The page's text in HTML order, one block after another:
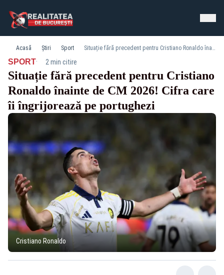
Acasă Știri Sport Situație fără precedent pentru Cristiano Ronaldo înainte de CM 2026! Cifra care îi îngrijorează pe portughezi
SPORT· 2 min citire
Situație fără precedent pentru Cristiano
Ronaldo înainte de CM 2026! Cifra care
îi îngrijorează pe portughezi
Cristiano Ronaldo